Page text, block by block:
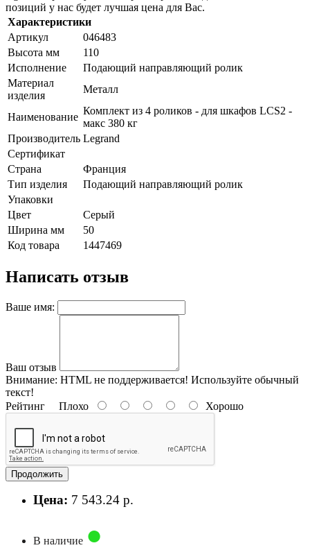
позиций у нас будет лучшая цена для Вас.
Характеристики
Артикул
046483
Высота мм
110
Исполнение
Подающий направляющий ролик
Материал
изделия
Металл
Наименование
Комплект из 4 роликов - для шкафов LCS2 -
макс 380 кг
Производитель Legrand
Сертификат
Страна
Франция
Тип изделия
Подающий направляющий ролик
Упаковки
Цвет
Серый
Ширина мм
50
Код товара
1447469
Написать отзыв
Ваше имя:
Ваш отзыв
Внимание: HTML не поддерживается! Используйте обычный
текст!
Рейтинг Плохо Хорошо
Продолжить
Цена: 7 543.24 р.
В наличие